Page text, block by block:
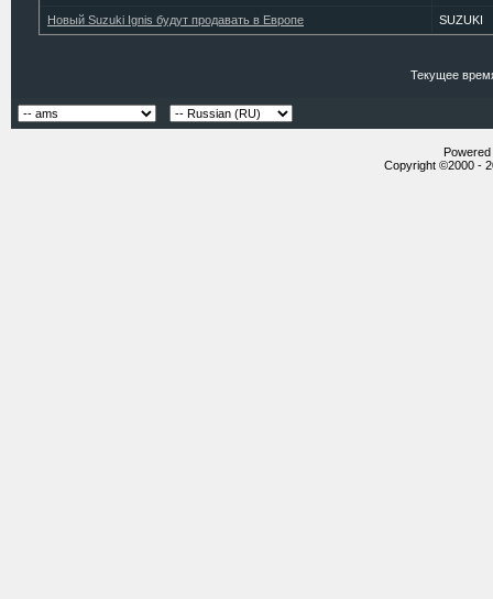
Новый Suzuki Ignis будут продавать в Европе SUZUKI
Текущее
Copyright ©2000 -